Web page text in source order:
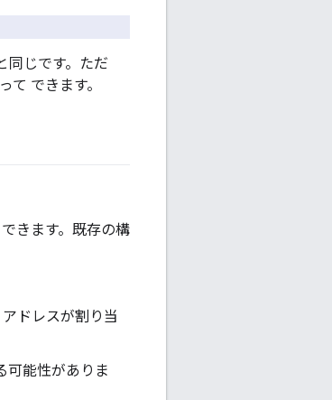
同じです。ただ
できます。
きます。既存の構
ドレスが割り当
可能性がありま